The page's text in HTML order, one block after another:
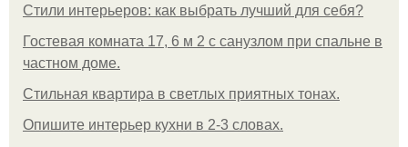
Стили интерьеров: как выбрать лучший для себя?
Гостевая комната 17, 6 м 2 с санузлом при спальне в
частном доме.
Стильная квартира в светлых приятных тонах.
Опишите интерьер кухни в 2-3 словах.